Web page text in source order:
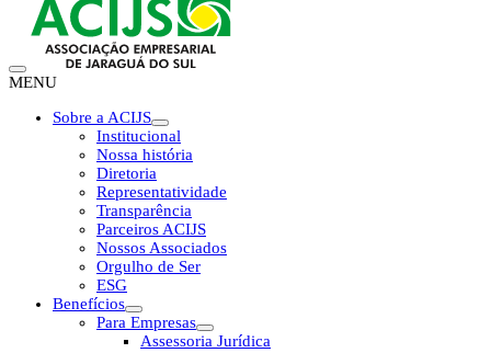
MENU
Sobre a ACIJS
Institucional
Nossa história
Diretoria
Representatividade
Transparência
Parceiros ACIJS
Nossos Associados
Orgulho de Ser
ESG
Benefícios
Para Empresas
Assessoria Jurídica